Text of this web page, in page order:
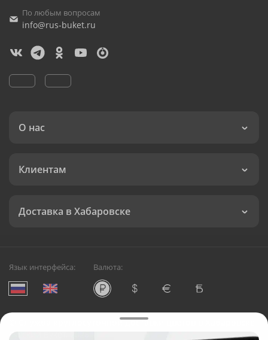
По любым вопросам
info@rus-buket.ru
О нас
Клиентам
Доставка в Хабаровске
Язык интерфейса: Валюта:
Служба круглосуточной доставки цветов в Хабаровске
Русский Букет, 2026